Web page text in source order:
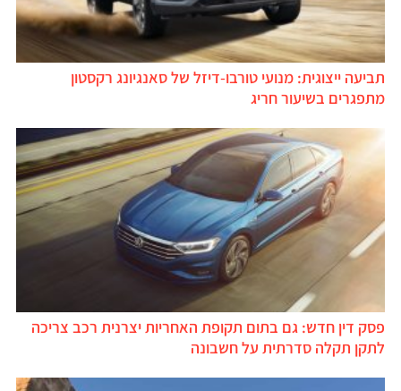
תביעה ייצוגית: מנועי טורבו-דיזל של סאנגיונג רקסטון
מתפגרים בשיעור חריג
פסק דין חדש: גם בתום תקופת האחריות יצרנית רכב צריכה
לתקן תקלה סדרתית על חשבונה